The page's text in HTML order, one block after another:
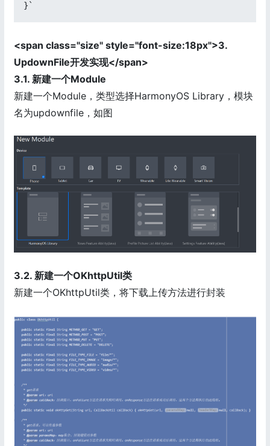
}`
<span class="size" style="font-size:18px">3.
UpdownFile开发实现</span>
3.1. 新建一个Module
新建一个Module，类型选择HarmonyOS Library，模块
名为updownfile，如图
3.2. 新建一个OKhttpUtil类
新建一个OKhttpUtil类，将下载上传方法进行封装